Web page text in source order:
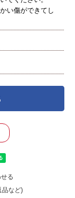
い傷ができてし
る
品など)